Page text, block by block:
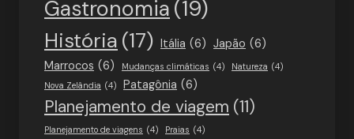
Gastronomia (19)
História (17) Itália (6) Japão (6)
Marrocos (6) Mudanças climáticas (4) Natureza (4)
Nova Zelândia (4) Patagônia (6)
Planejamento de viagem (11)
Planejamento de viagens (4) Praias (4)